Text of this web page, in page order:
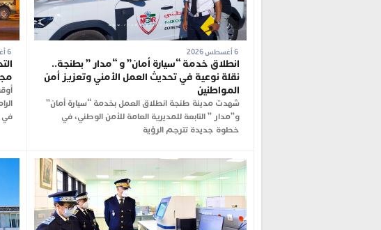
انطلاق خدمة “سيارة أمان” و “مدار ” بطنجة..
نقلة نوعية في تحديث العمل الأمني وتعزيز أمن
المواطنين
شهدت مدينة طنجة انطلاق العمل بخدمة “سيارة أمان”
و”مدار ” التابعة للمديرية العامة للأمن الوطني، في
خطوة جديدة تترجم الرؤية
6 أغسطس 2026
في